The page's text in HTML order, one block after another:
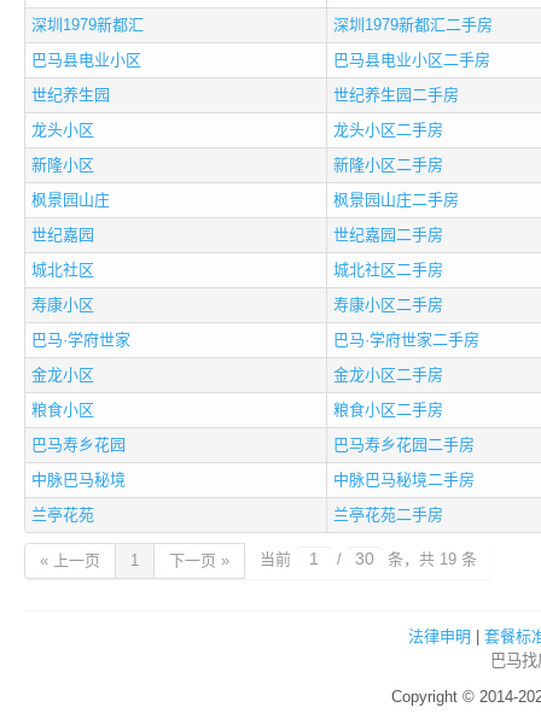
深圳1979新都汇
深圳1979新都汇二手房
巴马县电业小区
巴马县电业小区二手房
世纪养生园
世纪养生园二手房
龙头小区
龙头小区二手房
新隆小区
新隆小区二手房
枫景园山庄
枫景园山庄二手房
世纪嘉园
世纪嘉园二手房
城北社区
城北社区二手房
寿康小区
寿康小区二手房
巴马·学府世家
巴马·学府世家二手房
金龙小区
金龙小区二手房
粮食小区
粮食小区二手房
巴马寿乡花园
巴马寿乡花园二手房
中脉巴马秘境
中脉巴马秘境二手房
兰亭花苑
兰亭花苑二手房
« 上一页 1 下一页 » 当前 / 条，共 19 条
法律申明
套餐标
巴马找
Copyright © 2014-